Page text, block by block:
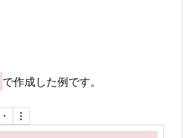
で作成した例です。